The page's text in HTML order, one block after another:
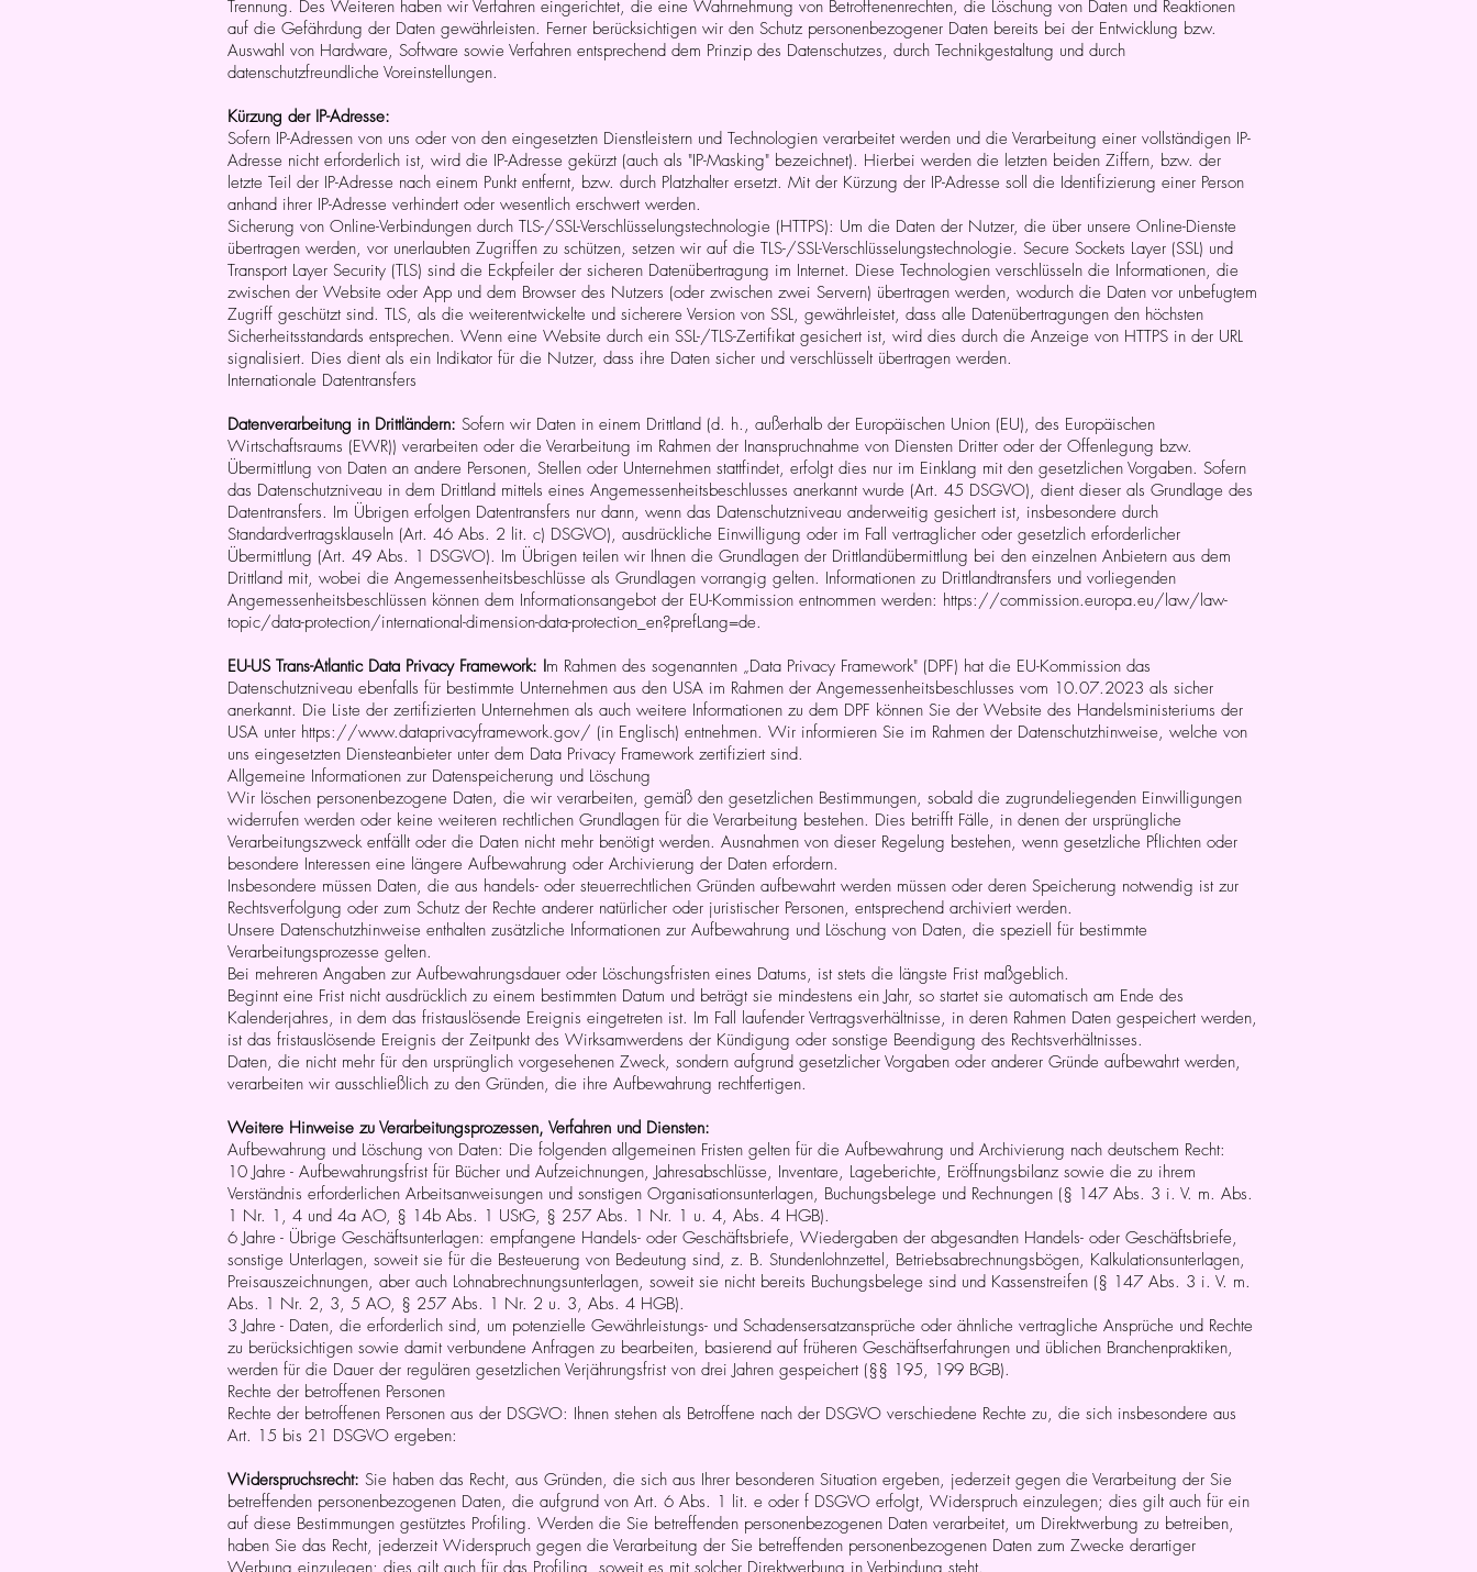
Trennung. Des Weiteren haben wir Verfahren eingerichtet, die eine Wahrnehmung von Betroffenenrechten, die Löschung von Daten und Reaktionen
auf die Gefährdung der Daten gewährleisten. Ferner berücksichtigen wir den Schutz personenbezogener Daten bereits bei der Entwicklung bzw.
Auswahl von Hardware, Software sowie Verfahren entsprechend dem Prinzip des Datenschutzes, durch Technikgestaltung und durch
datenschutzfreundliche Voreinstellungen.
Kürzung der IP-Adresse:
Sofern IP-Adressen von uns oder von den eingesetzten Dienstleistern und Technologien verarbeitet werden und die Verarbeitung einer vollständigen IP-
Adresse nicht erforderlich ist, wird die IP-Adresse gekürzt (auch als "IP-Masking" bezeichnet). Hierbei werden die letzten beiden Ziffern, bzw. der
letzte Teil der IP-Adresse nach einem Punkt entfernt, bzw. durch Platzhalter ersetzt. Mit der Kürzung der IP-Adresse soll die Identifizierung einer Person
anhand ihrer IP-Adresse verhindert oder wesentlich erschwert werden.
Sicherung von Online-Verbindungen durch TLS-/SSL-Verschlüsselungstechnologie (HTTPS): Um die Daten der Nutzer, die über unsere Online-Dienste
übertragen werden, vor unerlaubten Zugriffen zu schützen, setzen wir auf die TLS-/SSL-Verschlüsselungstechnologie. Secure Sockets Layer (SSL) und
Transport Layer Security (TLS) sind die Eckpfeiler der sicheren Datenübertragung im Internet. Diese Technologien verschlüsseln die Informationen, die
zwischen der Website oder App und dem Browser des Nutzers (oder zwischen zwei Servern) übertragen werden, wodurch die Daten vor unbefugtem
Zugriff geschützt sind. TLS, als die weiterentwickelte und sicherere Version von SSL, gewährleistet, dass alle Datenübertragungen den höchsten
Sicherheitsstandards entsprechen. Wenn eine Website durch ein SSL-/TLS-Zertifikat gesichert ist, wird dies durch die Anzeige von HTTPS in der URL
signalisiert. Dies dient als ein Indikator für die Nutzer, dass ihre Daten sicher und verschlüsselt übertragen werden.
Internationale Datentransfers
Datenverarbeitung in Drittländern: Sofern wir Daten in einem Drittland (d. h., außerhalb der Europäischen Union (EU), des Europäischen
Wirtschaftsraums (EWR)) verarbeiten oder die Verarbeitung im Rahmen der Inanspruchnahme von Diensten Dritter oder der Offenlegung bzw.
Übermittlung von Daten an andere Personen, Stellen oder Unternehmen stattfindet, erfolgt dies nur im Einklang mit den gesetzlichen Vorgaben. Sofern
das Datenschutzniveau in dem Drittland mittels eines Angemessenheitsbeschlusses anerkannt wurde (Art. 45 DSGVO), dient dieser als Grundlage des
Datentransfers. Im Übrigen erfolgen Datentransfers nur dann, wenn das Datenschutzniveau anderweitig gesichert ist, insbesondere durch
Standardvertragsklauseln (Art. 46 Abs. 2 lit. c) DSGVO), ausdrückliche Einwilligung oder im Fall vertraglicher oder gesetzlich erforderlicher
Übermittlung (Art. 49 Abs. 1 DSGVO). Im Übrigen teilen wir Ihnen die Grundlagen der Drittlandübermittlung bei den einzelnen Anbietern aus dem
Drittland mit, wobei die Angemessenheitsbeschlüsse als Grundlagen vorrangig gelten. Informationen zu Drittlandtransfers und vorliegenden
Angemessenheitsbeschlüssen können dem Informationsangebot der EU-Kommission entnommen werden: https://commission.europa.eu/law/law-
topic/data-protection/international-dimension-data-protection_en?prefLang=de.
EU-US Trans-Atlantic Data Privacy Framework: Im Rahmen des sogenannten „Data Privacy Framework" (DPF) hat die EU-Kommission das
Datenschutzniveau ebenfalls für bestimmte Unternehmen aus den USA im Rahmen der Angemessenheitsbeschlusses vom 10.07.2023 als sicher
anerkannt. Die Liste der zertifizierten Unternehmen als auch weitere Informationen zu dem DPF können Sie der Website des Handelsministeriums der
USA unter https://www.dataprivacyframework.gov/ (in Englisch) entnehmen. Wir informieren Sie im Rahmen der Datenschutzhinweise, welche von
uns eingesetzten Diensteanbieter unter dem Data Privacy Framework zertifiziert sind.
Allgemeine Informationen zur Datenspeicherung und Löschung
Wir löschen personenbezogene Daten, die wir verarbeiten, gemäß den gesetzlichen Bestimmungen, sobald die zugrundeliegenden Einwilligungen
widerrufen werden oder keine weiteren rechtlichen Grundlagen für die Verarbeitung bestehen. Dies betrifft Fälle, in denen der ursprüngliche
Verarbeitungszweck entfällt oder die Daten nicht mehr benötigt werden. Ausnahmen von dieser Regelung bestehen, wenn gesetzliche Pflichten oder
besondere Interessen eine längere Aufbewahrung oder Archivierung der Daten erfordern.
Insbesondere müssen Daten, die aus handels- oder steuerrechtlichen Gründen aufbewahrt werden müssen oder deren Speicherung notwendig ist zur
Rechtsverfolgung oder zum Schutz der Rechte anderer natürlicher oder juristischer Personen, entsprechend archiviert werden.
Unsere Datenschutzhinweise enthalten zusätzliche Informationen zur Aufbewahrung und Löschung von Daten, die speziell für bestimmte
Verarbeitungsprozesse gelten.
Bei mehreren Angaben zur Aufbewahrungsdauer oder Löschungsfristen eines Datums, ist stets die längste Frist maßgeblich.
Beginnt eine Frist nicht ausdrücklich zu einem bestimmten Datum und beträgt sie mindestens ein Jahr, so startet sie automatisch am Ende des
Kalenderjahres, in dem das fristauslösende Ereignis eingetreten ist. Im Fall laufender Vertragsverhältnisse, in deren Rahmen Daten gespeichert werden,
ist das fristauslösende Ereignis der Zeitpunkt des Wirksamwerdens der Kündigung oder sonstige Beendigung des Rechtsverhältnisses.
Daten, die nicht mehr für den ursprünglich vorgesehenen Zweck, sondern aufgrund gesetzlicher Vorgaben oder anderer Gründe aufbewahrt werden,
verarbeiten wir ausschließlich zu den Gründen, die ihre Aufbewahrung rechtfertigen.
Weitere Hinweise zu Verarbeitungsprozessen, Verfahren und Diensten:
Aufbewahrung und Löschung von Daten: Die folgenden allgemeinen Fristen gelten für die Aufbewahrung und Archivierung nach deutschem Recht:
10 Jahre - Aufbewahrungsfrist für Bücher und Aufzeichnungen, Jahresabschlüsse, Inventare, Lageberichte, Eröffnungsbilanz sowie die zu ihrem
Verständnis erforderlichen Arbeitsanweisungen und sonstigen Organisationsunterlagen, Buchungsbelege und Rechnungen (§ 147 Abs. 3 i. V. m. Abs.
1 Nr. 1, 4 und 4a AO, § 14b Abs. 1 UStG, § 257 Abs. 1 Nr. 1 u. 4, Abs. 4 HGB).
6 Jahre - Übrige Geschäftsunterlagen: empfangene Handels- oder Geschäftsbriefe, Wiedergaben der abgesandten Handels- oder Geschäftsbriefe,
sonstige Unterlagen, soweit sie für die Besteuerung von Bedeutung sind, z. B. Stundenlohnzettel, Betriebsabrechnungsbögen, Kalkulationsunterlagen,
Preisauszeichnungen, aber auch Lohnabrechnungsunterlagen, soweit sie nicht bereits Buchungsbelege sind und Kassenstreifen (§ 147 Abs. 3 i. V. m.
Abs. 1 Nr. 2, 3, 5 AO, § 257 Abs. 1 Nr. 2 u. 3, Abs. 4 HGB).
3 Jahre - Daten, die erforderlich sind, um potenzielle Gewährleistungs- und Schadensersatzansprüche oder ähnliche vertragliche Ansprüche und Rechte
zu berücksichtigen sowie damit verbundene Anfragen zu bearbeiten, basierend auf früheren Geschäftserfahrungen und üblichen Branchenpraktiken,
werden für die Dauer der regulären gesetzlichen Verjährungsfrist von drei Jahren gespeichert (§§ 195, 199 BGB).
Rechte der betroffenen Personen
Rechte der betroffenen Personen aus der DSGVO: Ihnen stehen als Betroffene nach der DSGVO verschiedene Rechte zu, die sich insbesondere aus
Art. 15 bis 21 DSGVO ergeben:
Widerspruchsrecht: Sie haben das Recht, aus Gründen, die sich aus Ihrer besonderen Situation ergeben, jederzeit gegen die Verarbeitung der Sie
betreffenden personenbezogenen Daten, die aufgrund von Art. 6 Abs. 1 lit. e oder f DSGVO erfolgt, Widerspruch einzulegen; dies gilt auch für ein
auf diese Bestimmungen gestütztes Profiling. Werden die Sie betreffenden personenbezogenen Daten verarbeitet, um Direktwerbung zu betreiben,
haben Sie das Recht, jederzeit Widerspruch gegen die Verarbeitung der Sie betreffenden personenbezogenen Daten zum Zwecke derartiger
Werbung einzulegen; dies gilt auch für das Profiling, soweit es mit solcher Direktwerbung in Verbindung steht.